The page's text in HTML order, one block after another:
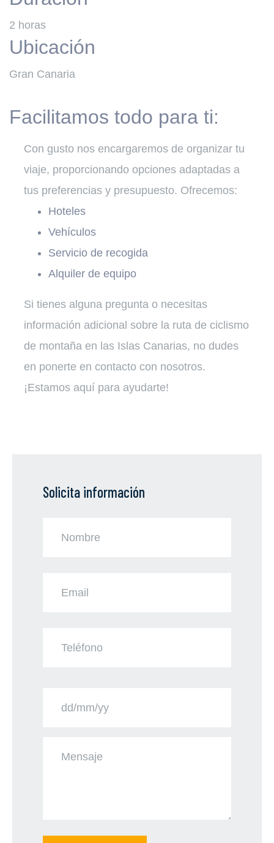
2 horas
Ubicación
Gran Canaria
Facilitamos todo para ti:
Con gusto nos encargaremos de organizar tu
viaje, proporcionando opciones adaptadas a
tus preferencias y presupuesto. Ofrecemos:
Hoteles
Vehículos
Servicio de recogida
Alquiler de equipo
Si tienes alguna pregunta o necesitas
información adicional sobre la ruta de ciclismo
de montaña en las Islas Canarias, no dudes
en ponerte en contacto con nosotros.
¡Estamos aquí para ayudarte!
Solicita información